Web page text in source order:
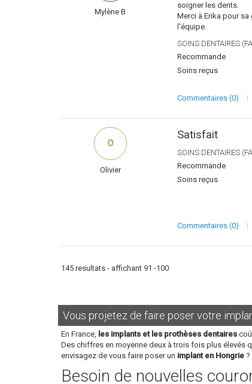
soigner les dents.
Merci à Erika pour
l'équipe.
SOINS DENTAIRES
Recommande
Soins reçus
Mylène B
Commentaires (0) |
Satisfait
SOINS DENTAIRES
Recommande
Soins reçus
O
Olivier
Commentaires (0) |
145 resultats - affichant 91 -100
Vous projetez de faire poser votre
En France, les implants et les prothèses dentaires
Des chiffres en moyenne deux à trois fois plus élevés
envisagez de vous faire poser un implant en Hongrie
Besoin de nouvelles